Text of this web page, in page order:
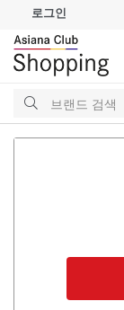
로그인
검
색검